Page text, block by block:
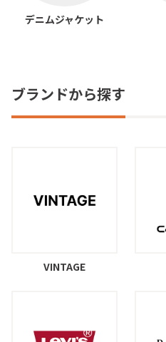
デニムジャケット
ブランドから探す
VINTAGE